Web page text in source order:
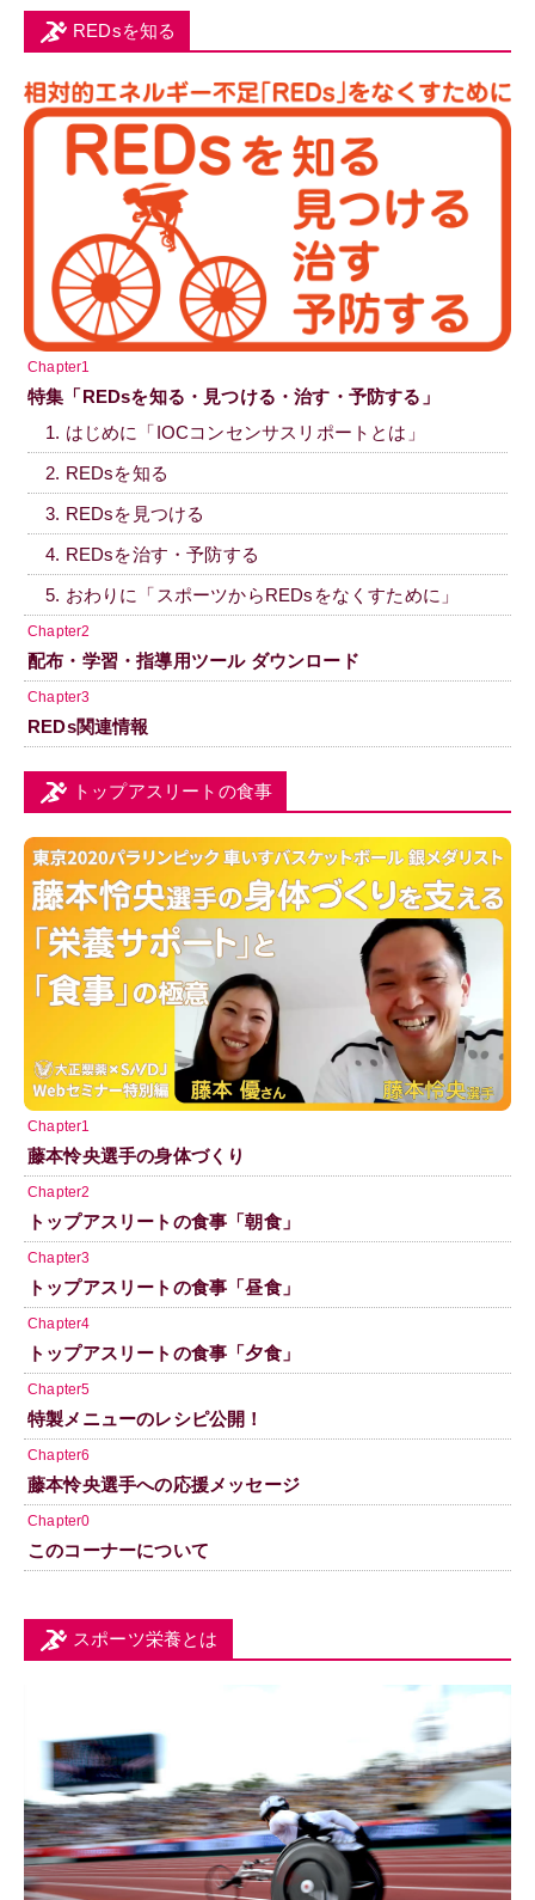
REDsを知る
Chapter1
特集「REDsを知る・見つける・治す・予防する」
1. はじめに「IOCコンセンサスリポートとは」
2. REDsを知る
3. REDsを見つける
4. REDsを治す・予防する
5. おわりに「スポーツからREDsをなくすために」
Chapter2
配布・学習・指導用ツール ダウンロード
Chapter3
REDs関連情報
トップアスリートの食事
Chapter1
藤本怜央選手の身体づくり
Chapter2
トップアスリートの食事「朝食」
Chapter3
トップアスリートの食事「昼食」
Chapter4
トップアスリートの食事「夕食」
Chapter5
特製メニューのレシピ公開！
Chapter6
藤本怜央選手への応援メッセージ
Chapter0
このコーナーについて
スポーツ栄養とは